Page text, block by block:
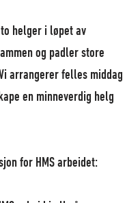
helger i løpet av
og padler store
arrangerer felles middag
en minneverdig helg
for HMS arbeidet: